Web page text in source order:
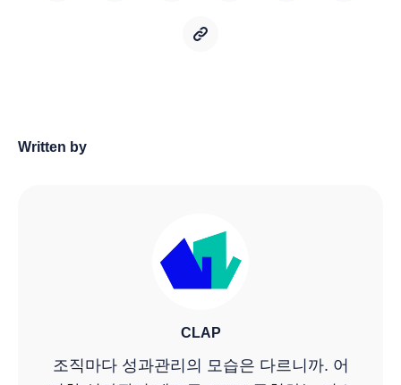
Written by
CLAP
조직마다 성과관리의 모습은 다르니까. 어